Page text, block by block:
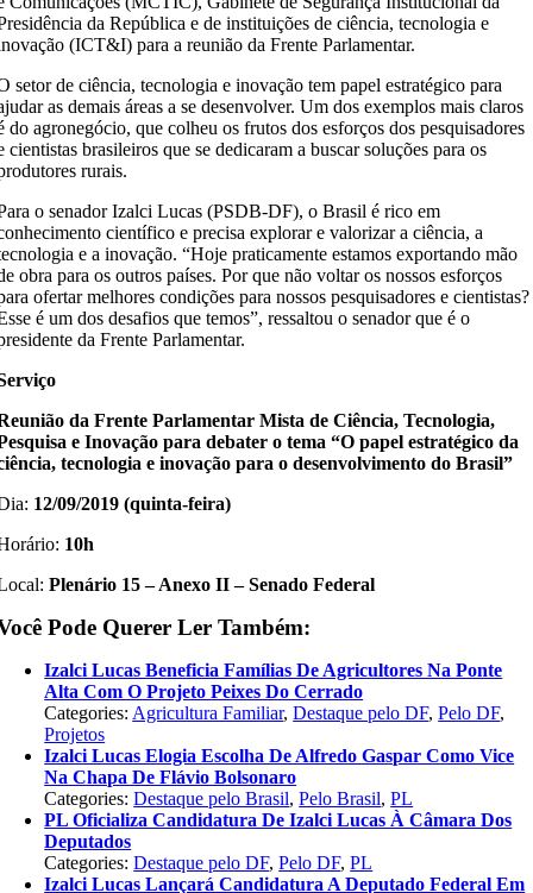
da República e de instituições de ciência, tecnologia e
(ICT&I) para a reunião da Frente Parlamentar.
setor de ciência, tecnologia e inovação tem papel estratégico para
as demais áreas a se desenvolver. Um dos exemplos mais claros
do agronegócio, que colheu os frutos dos esforços dos pesquisadores
cientistas brasileiros que se dedicaram a buscar soluções para os
rurais.
o senador Izalci Lucas (PSDB-DF), o Brasil é rico em
científico e precisa explorar e valorizar a ciência, a
e a inovação. “Hoje praticamente estamos exportando mão
obra para os outros países. Por que não voltar os nossos esforços
ofertar melhores condições para nossos pesquisadores e cientistas?
é um dos desafios que temos”, ressaltou o senador que é o
da Frente Parlamentar.
da Frente Parlamentar Mista de Ciência, Tecnologia,
e Inovação para debater o tema “O papel estratégico da
tecnologia e inovação para o desenvolvimento do Brasil”
12/09/2019 (quinta-feira)
10h
Plenário 15 – Anexo II – Senado Federal
Pode Querer Ler Também:
Izalci Lucas Beneficia Famílias De Agricultores Na Ponte
Alta Com O Projeto Peixes Do Cerrado
Categories: Agricultura Familiar,Destaque pelo DF,Pelo DF,
Projetos
Izalci Lucas Elogia Escolha De Alfredo Gaspar Como Vice
Na Chapa De Flávio Bolsonaro
Categories:Destaque pelo Brasil,Pelo Brasil,PL
PL Oficializa Candidatura De Izalci Lucas À Câmara Dos
Deputados
Categories:Destaque pelo DF,Pelo DF,PL
Izalci Lucas Lançará Candidatura A Deputado Federal Em